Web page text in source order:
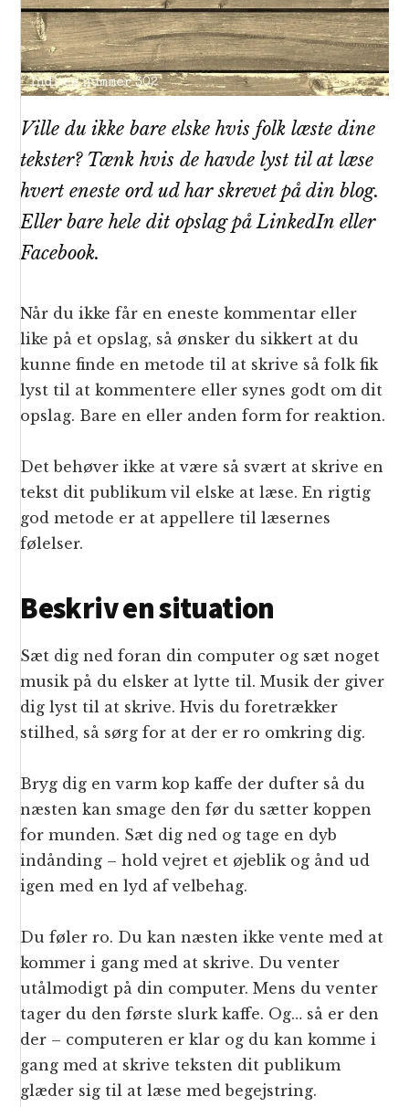
Ville du ikke bare elske hvis folk læste dine
tekster? Tænk hvis de havde lyst til at læse
hvert eneste ord ud har skrevet på din blog.
Eller bare hele dit opslag på LinkedIn eller
Facebook.
Når du ikke får en eneste kommentar eller
like på et opslag, så ønsker du sikkert at du
kunne finde en metode til at skrive så folk fik
lyst til at kommentere eller synes godt om dit
opslag. Bare en eller anden form for reaktion.
Det behøver ikke at være så svært at skrive en
tekst dit publikum vil elske at læse. En rigtig
god metode er at appellere til læsernes
følelser.
Beskriv en situation
Sæt dig ned foran din computer og sæt noget
musik på du elsker at lytte til. Musik der giver
dig lyst til at skrive. Hvis du foretrækker
stilhed, så sørg for at der er ro omkring dig.
Bryg dig en varm kop kaffe der dufter så du
næsten kan smage den før du sætter koppen
for munden. Sæt dig ned og tage en dyb
indånding – hold vejret et øjeblik og ånd ud
igen med en lyd af velbehag.
Du føler ro. Du kan næsten ikke vente med at
kommer i gang med at skrive. Du venter
utålmodigt på din computer. Mens du venter
tager du den første slurk kaffe. Og… så er den
der – computeren er klar og du kan komme i
gang med at skrive teksten dit publikum
glæder sig til at læse med begejstring.